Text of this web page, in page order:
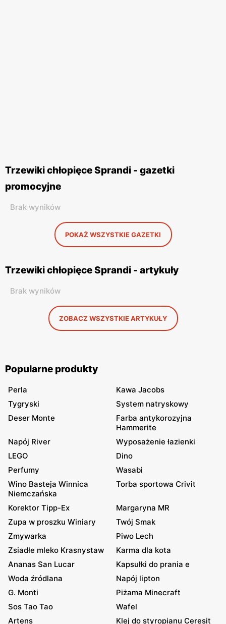
Trzewiki chłopięce Sprandi - gazetki
promocyjne
Brak wyników
POKAŻ WSZYSTKIE GAZETKI
Trzewiki chłopięce Sprandi - artykuły
Brak wyników
ZOBACZ WSZYSTKIE ARTYKUŁY
Popularne produkty
Perla
Kawa Jacobs
Tygryski
System natryskowy
Deser Monte
Farba antykorozyjna
Hammerite
Napój River
Wyposażenie łazienki
LEGO
Dino
Perfumy
Wasabi
Wino Basteja Winnica
Niemczańska
Torba sportowa Crivit
Korektor Tipp-Ex
Margaryna MR
Zupa w proszku Winiary
Twój Smak
Zmywarka
Piwo Lech
Zsiadłe mleko Krasnystaw
Karma dla kota
Ananas San Lucar
Kapsułki do prania e
Woda źródlana
Napój lipton
G. Monti
Piżama Minecraft
Sos Tao Tao
Wafel
Artens
Klej do styropianu Ceresit